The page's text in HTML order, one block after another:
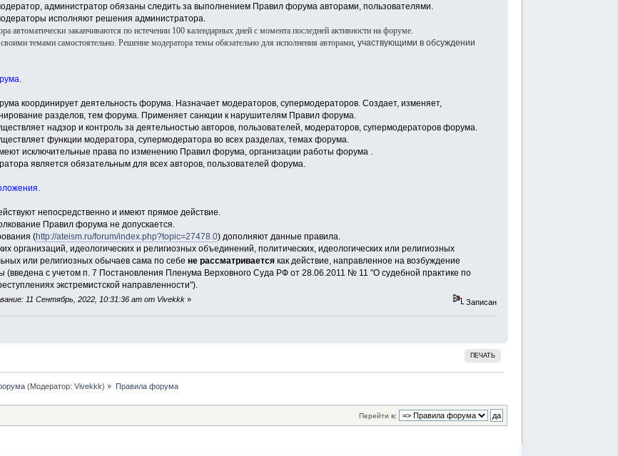
администратор обязаны следить за выполнением Правил форума авторами, пользователями.
исполняют решения администратора.
автоматически заканчиваются по истечении 100 календарных дней с момента последней активности на форуме.
темами самостоятельно. Решение модератора темы обязательно для исполнения авторами,участвующими в обсуждении
координирует деятельность форума. Назначает модераторов, супермодераторов. Создает, изменяет,
разделов, тем форума. Применяет санкции к нарушителям Правил форума.
надзор и контроль за деятельностью авторов, пользователей, модераторов, супермодераторов форума.
функции модератора, супермодератора во всех разделах, темах форума.
исключительные права по изменению Правил форума, организации работы форума .
является обязательным для всех авторов, пользователей форума.
непосредственно и имеют прямое действие.
Правил форума не допускается.
(http://ateism.ru/forum/index.php?topic=27478.0) дополняют данные правила.
организаций, идеологических и религиозных объединений, политических, идеологических или религиозных
или религиозных обычаев сама по себене рассматривается как действие, направленное на возбуждение
(введена с учетом п. 7 Постановления Пленума Верховного Суда РФ от 28.06.2011 № 11 "О судебной практике по
экстремистской направленности").
11 Сентябрь, 2022, 10:31:36 am от Vivekkk » Записан
ПЕЧАТЬ
(Модератор:Vivekkk) » Правила форума
Перейти в: